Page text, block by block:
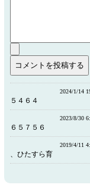
2024/1/14
５４６４
2023/8/30
６５７５６
2019/4/11
、ひたすら育